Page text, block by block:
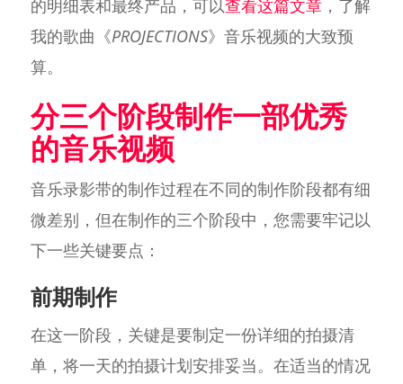
的明细表和最终产品，可以查看这篇文章，了解
我的歌曲《PROJECTIONS》音乐视频的大致预
算。
分三个阶段制作一部优秀
的音乐视频
音乐录影带的制作过程在不同的制作阶段都有细
微差别，但在制作的三个阶段中，您需要牢记以
下一些关键要点：
前期制作
在这一阶段，关键是要制定一份详细的拍摄清
单，将一天的拍摄计划安排妥当。在适当的情况